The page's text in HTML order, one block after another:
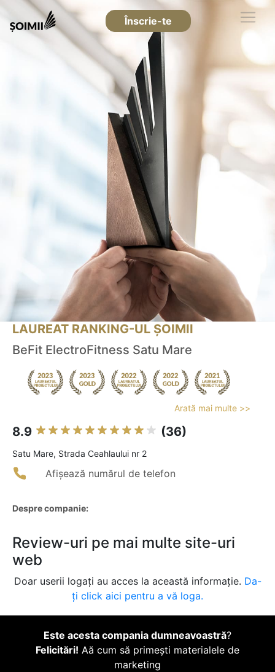
Înscrie-te
LAUREAT RANKING-UL ȘOIMII
BeFit ElectroFitness Satu Mare
Arată mai multe >>
8.9 (36)
Satu Mare, Strada Ceahlaului nr 2
Afișează numărul de telefon
Despre companie:
Review-uri pe mai multe site-uri
web
Doar userii logați au acces la această informație. Da-
ți click aici pentru a vă loga.
Este acesta compania dumneavoastră?
Felicitări! Aă cum să primești materialele de
marketing